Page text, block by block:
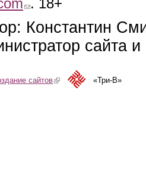
. 18+
Константин
сайта
сайтов(link is external)«Три-В»